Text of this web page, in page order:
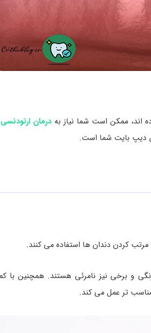
اند، ممکن است شما نیاز بهدرمان
دیپ بایت شما است.
کردن دندان ها استفاده می کنند.
و برخی نیز نامرئی هستند. همچنین با
تر عمل می کند.